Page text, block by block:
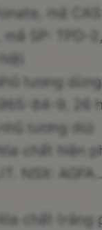
mã
mã SP:
tương
84-9, 26
tương dù)
chất hiện
NSX:
chất tráng